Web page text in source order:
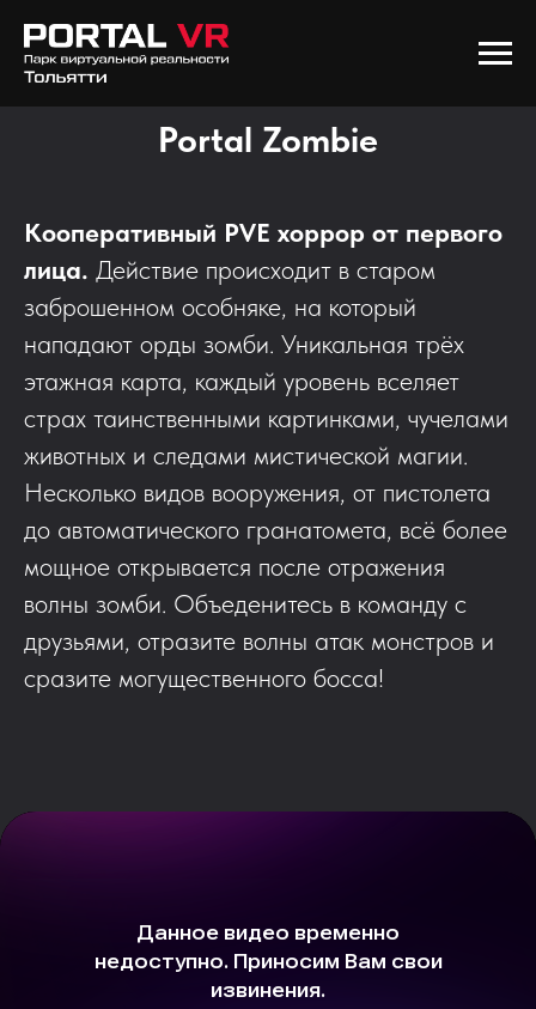
Portal Zombie
Кооперативный PVE хоррор от первого
лица. Действие происходит в старом
заброшенном особняке, на который
нападают орды зомби. Уникальная трёх
этажная карта, каждый уровень вселяет
страх таинственными картинками, чучелами
животных и следами мистической магии.
Несколько видов вооружения, от пистолета
до автоматического гранатомета, всё более
мощное открывается после отражения
волны зомби. Объеденитесь в команду с
друзьями, отразите волны атак монстров и
сразите могущественного босса!